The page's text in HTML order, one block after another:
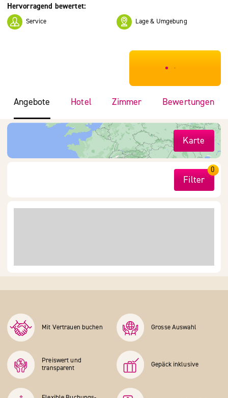
Hervorragend bewertet:
Service Lage & Umgebung
***************
Angebote Hotel Zimmer Bewertungen
Karte
Filter
0
Mit Vertrauen buchen Grosse Auswahl
Preiswert und
transparent
Gepäck inklusive